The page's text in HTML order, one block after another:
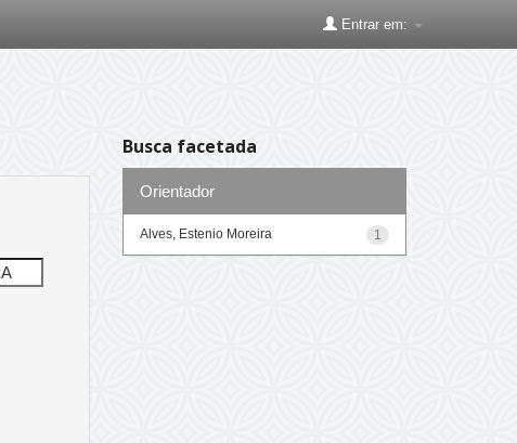
Entrar em:
Busca facetada
Orientador
1
Alves, Estenio Moreira